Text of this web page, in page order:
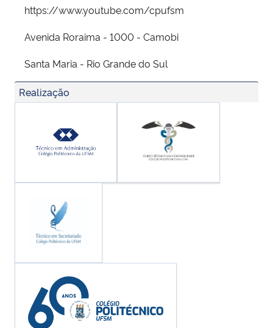
https://www.youtube.com/cpufsm
Avenida Roraima - 1000 - Camobi
Santa Maria - Rio Grande do Sul
Realização